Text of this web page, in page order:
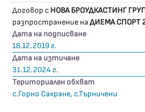
Договор с НОВА БРОУДКАСТИНГ
разпространение на ДИЕМА СПОРТ
Дата на подписване
18.12.2019 г.
Дата на изтичане
31.12.2024 г.
Териториален обхват
с.Горно Сахране, с.Търничени